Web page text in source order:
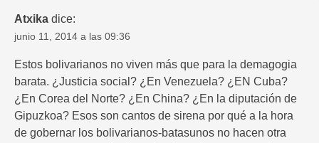
Atxika dice:
junio 11, 2014 a las 09:36
Estos bolivarianos no viven más que para la demagogia
barata. ¿Justicia social? ¿En Venezuela? ¿EN Cuba?
¿En Corea del Norte? ¿En China? ¿En la diputación de
Gipuzkoa? Esos son cantos de sirena por qué a la hora
de gobernar los bolivarianos-batasunos no hacen otra